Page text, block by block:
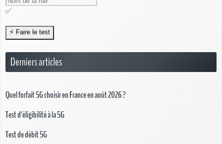
✅
Derniers articles
Quel forfait 5G choisir en France en août 2026 ?
Test d'éligibilité à la 5G
Test de débit 5G